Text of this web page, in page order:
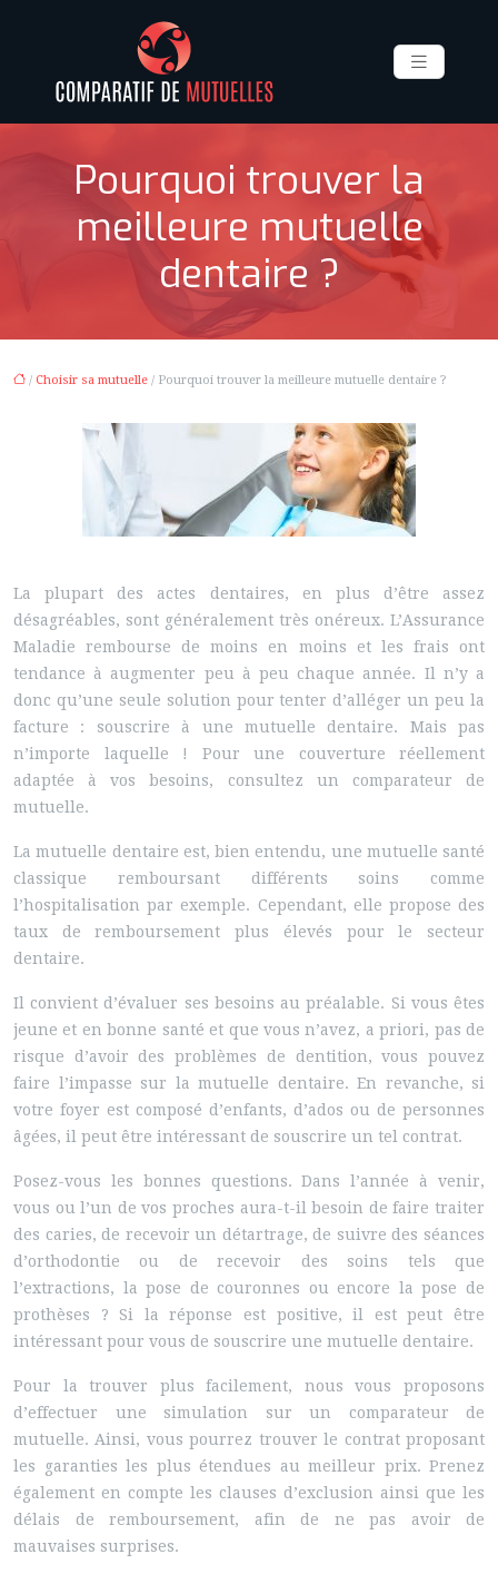
Pourquoi trouver la
meilleure mutuelle
dentaire ?
/ Choisir sa mutuelle / Pourquoi trouver la meilleure mutuelle dentaire ?
La plupart des actes dentaires, en plus d’être assez
désagréables, sont généralement très onéreux. L’Assurance
Maladie rembourse de moins en moins et les frais ont
tendance à augmenter peu à peu chaque année. Il n’y a
donc qu’une seule solution pour tenter d’alléger un peu la
facture : souscrire à une mutuelle dentaire. Mais pas
n’importe laquelle ! Pour une couverture réellement
adaptée à vos besoins, consultez un comparateur de
mutuelle.
La mutuelle dentaire est, bien entendu, une mutuelle santé
classique remboursant différents soins comme
l’hospitalisation par exemple. Cependant, elle propose des
taux de remboursement plus élevés pour le secteur
dentaire.
Il convient d’évaluer ses besoins au préalable. Si vous êtes
jeune et en bonne santé et que vous n’avez, a priori, pas de
risque d’avoir des problèmes de dentition, vous pouvez
faire l’impasse sur la mutuelle dentaire. En revanche, si
votre foyer est composé d’enfants, d’ados ou de personnes
âgées, il peut être intéressant de souscrire un tel contrat.
Posez-vous les bonnes questions. Dans l’année à venir,
vous ou l’un de vos proches aura-t-il besoin de faire traiter
des caries, de recevoir un détartrage, de suivre des séances
d’orthodontie ou de recevoir des soins tels que
l’extractions, la pose de couronnes ou encore la pose de
prothèses ? Si la réponse est positive, il est peut être
intéressant pour vous de souscrire une mutuelle dentaire.
Pour la trouver plus facilement, nous vous proposons
d’effectuer une simulation sur un comparateur de
mutuelle. Ainsi, vous pourrez trouver le contrat proposant
les garanties les plus étendues au meilleur prix. Prenez
également en compte les clauses d’exclusion ainsi que les
délais de remboursement, afin de ne pas avoir de
mauvaises surprises.